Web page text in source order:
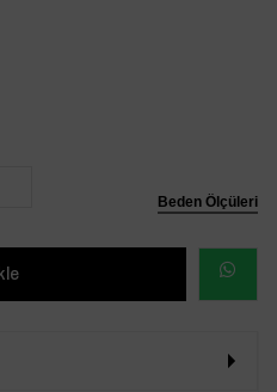
Beden Ölçüleri
SİPARİŞ